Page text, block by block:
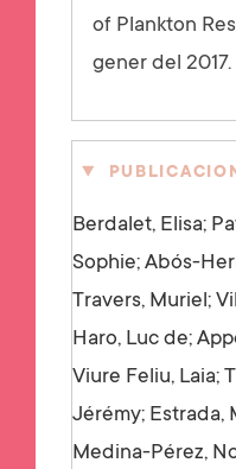
of Plankton
gener del 2017.
Berdalet, Elisa;
Sophie; Abós-
Travers, Muriel;
Haro, Luc de;
Viure Feliu, Laia;
Jérémy; Estrada,
Medina-Pérez,